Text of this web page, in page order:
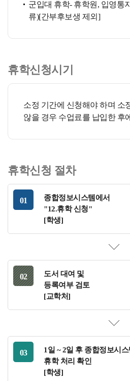
군입대 휴학- 휴학원, 입영통
류)[간부후보생 제외]
휴학신청시기
소정 기간에 신청해야 하며 소
않을 경우 수업료를 납입한 후
휴학신청 절차
종합정보시스템에서
"12.휴학 신청"
[학생]
도서 대여 및
등록여부 검토
[교학처]
1일 ~ 2일 후 종합정보시스
휴학 처리 확인
[학생]